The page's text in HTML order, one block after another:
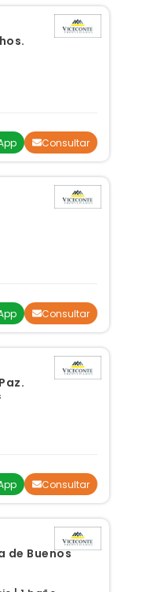
Consultar
Consultar
Consultar
de Buenos